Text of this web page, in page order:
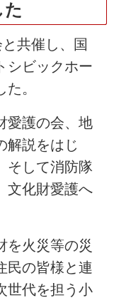
た
共催し、国
シビックホー
。
愛護の会、地
解説をはじ
そして消防隊
文化財愛護へ
を火災等の災
民の皆様と連
世代を担う小